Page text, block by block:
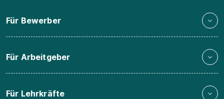
Für Bewerber
Für Arbeitgeber
Für Lehrkräfte